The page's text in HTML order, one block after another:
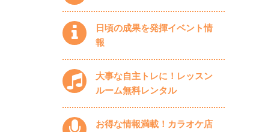
日頃の成果を発揮イベント情
報
大事な自主トレに！レッスン
ルーム無料レンタル
お得な情報満載！カラオケ店